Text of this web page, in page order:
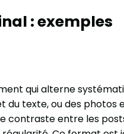
: exemples
qui alterne
du texte, ou des photos
contraste entre les